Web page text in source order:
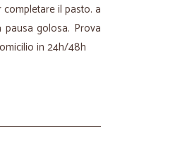
il pasto. a
golosa. Prova
in 24h/48h